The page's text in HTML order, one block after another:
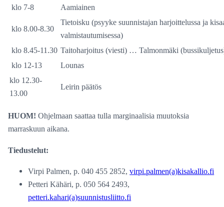
klo 7-8 Aamiainen
klo 8.00-8.30
Tietoisku (psyyke suunnistajan harjoittelussa ja
valmistautumisessa)
klo 8.45-11.30 Taitoharjoitus (viesti) … Talmonmäki
klo 12-13
Lounas
klo 12.30-
13.00
Leirin päätös
HUOM! Ohjelmaan saattaa tulla marginaalisia muutoksia
marraskuun aikana.
Tiedustelut:
Virpi Palmen, p. 040 455 2852,virpi.palmen(a)kisakallio.fi
Petteri Kähäri, p. 050 564 2493,
petteri.kahari(a)suunnistusliitto.fi